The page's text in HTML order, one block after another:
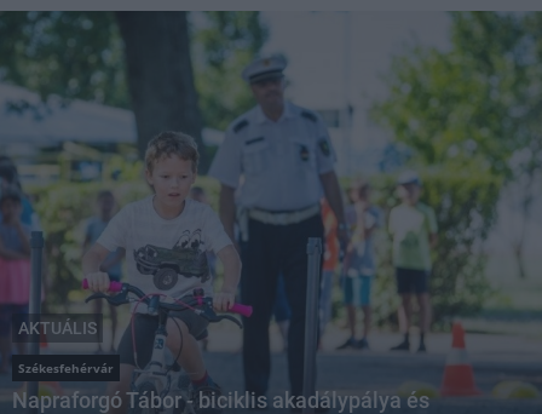
AKTUÁLIS
Székesfehérvár
Napraforgó Tábor - biciklis akadálypálya és